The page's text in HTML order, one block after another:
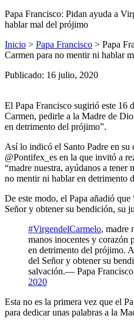
Papa Francisco: Pidan ayuda a
hablar mal del prójimo
Inicio > Papa Francisco > Papa
Carmen para no mentir ni hablar
Publicado: 16 julio, 2020
El Papa Francisco sugirió este 16
Carmen, pedirle a la Madre de
en detrimento del prójimo”.
Así lo indicó el Santo Padre en
@Pontifex_es en la que invitó a
“madre nuestra, ayúdanos a tener
no mentir ni hablar en detrimento
De este modo, el Papa añadió
Señor y obtener su bendición, su
#VirgendelCarmelo, madre
manos inocentes y corazón
en detrimento del prójimo.
del Señor y obtener su
salvación.— Papa
2020
Esta no es la primera vez que el
para dedicar unas palabras a la